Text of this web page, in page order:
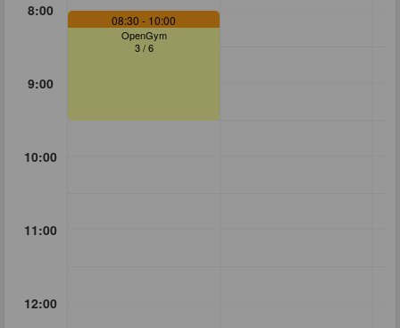
8:00
9:00
10:00
11:00
12:00
08:30 - 10:00
OpenGym
3/6